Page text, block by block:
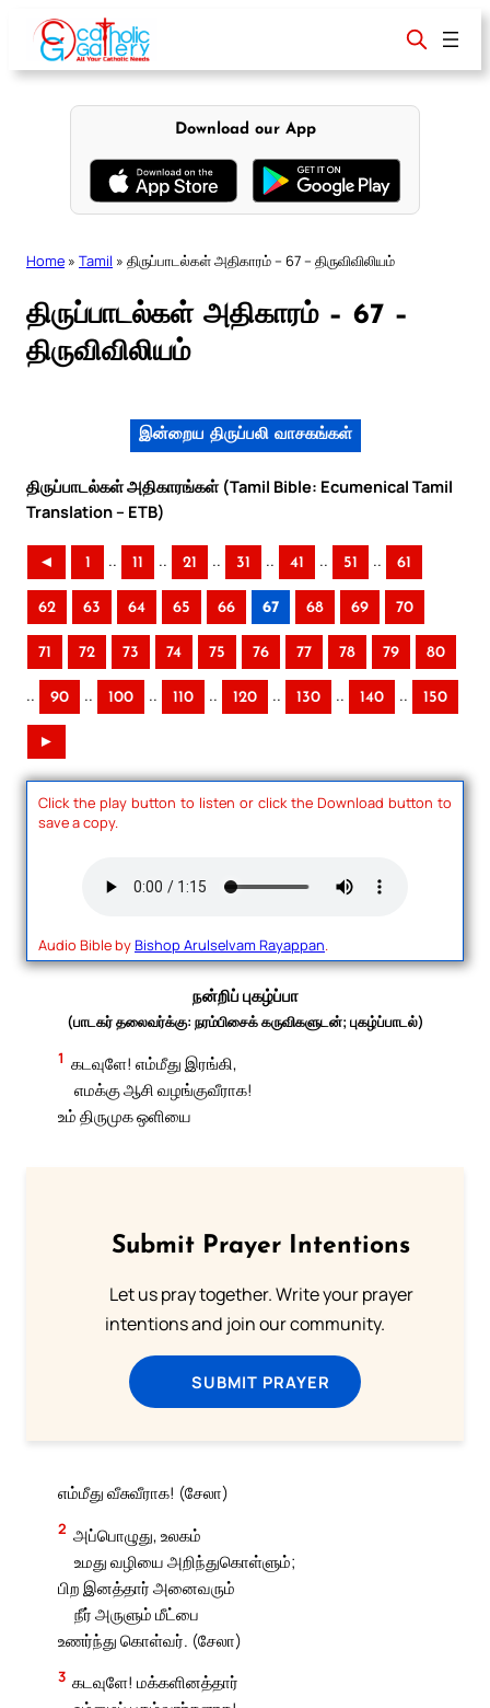
content
Download our App
Home » Tamil » திருப்பாடல்கள் அதிகாரம் – 67 – திருவிவிலியம்
திருப்பாடல்கள் அதிகாரம் – 67 –
திருவிவிலியம்
இன்றைய திருப்பலி வாசகங்கள்
திருப்பாடல்கள் அதிகாரங்கள் (Tamil Bible: Ecumenical Tamil
Translation – ETB)
◄ 1 .. 11 .. 21 .. 31 .. 41 .. 51 .. 61
62 63 64 65 66 67 68 69 70
71 72 73 74 75 76 77 78 79 80
.. 90 .. 100 .. 110 .. 120 .. 130 .. 140 .. 150
►
Click the play button to listen or click the Download button to
save a copy.
Audio Bible byBishop Arulselvam Rayappan.
நன்றிப் புகழ்ப்பா
(பாடகர் தலைவர்க்கு: நரம்பிசைக் கருவிகளுடன்; புகழ்ப்பாடல்)
1 கடவுளே! எம்மீது இரங்கி,
எமக்கு ஆசி வழங்குவீராக!
உம் திருமுக ஒளியை
Submit Prayer Intentions
Let us pray together. Write your prayer
intentions and join our community.
SUBMIT PRAYER
எம்மீது வீசுவீராக! (சேலா)
2 அப்பொழுது, உலகம்
உமது வழியை அறிந்துகொள்ளும்;
பிற இனத்தார் அனைவரும்
நீர் அருளும் மீட்பை
உணர்ந்து கொள்வர். (சேலா)
3 கடவுளே! மக்களினத்தார்